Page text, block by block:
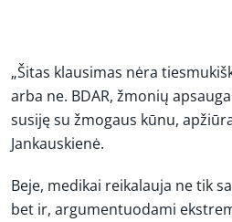
„Šitas klausimas nėra
arba ne. BDAR, žmonių
susiję su žmogaus kūnu,
Jankauskienė.
Beje, medikai reikalauja ne tik
bet ir, argumentuodami